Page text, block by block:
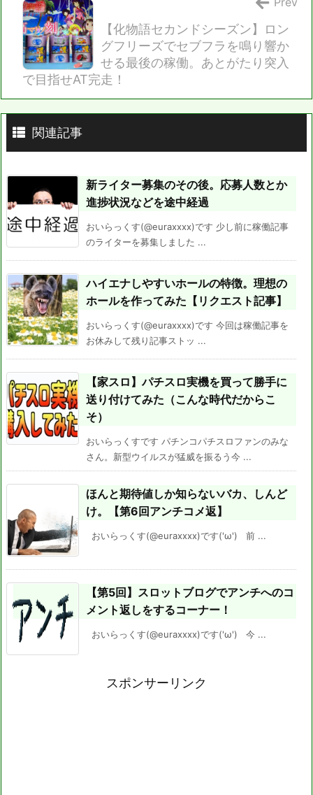
【化物語セカンドシーズン】ロン
グフリーズでセブフラを鳴り響か
せる最後の稼働。あとがたり突入
で目指せAT完走！
関連記事
新ライター募集のその後。応募人数とか
進捗状況などを途中経過
おいらっくす(@euraxxxx)です 少し前に稼働記事
のライターを募集しました ...
ハイエナしやすいホールの特徴。理想の
ホールを作ってみた【リクエスト記事】
おいらっくす(@euraxxxx)です 今回は稼働記事を
お休みして残り記事ストッ ...
【家スロ】パチスロ実機を買って勝手に
送り付けてみた（こんな時代だからこ
そ）
おいらっくすです パチンコパチスロファンのみな
さん。新型ウイルスが猛威を振るう今 ...
ほんと期待値しか知らないバカ、しんど
け。【第6回アンチコメ返】
おいらっくす(@euraxxxx)です('ω') 前 ...
【第5回】スロットブログでアンチへのコ
メント返しをするコーナー！
おいらっくす(@euraxxxx)です('ω') 今 ...
スポンサーリンク